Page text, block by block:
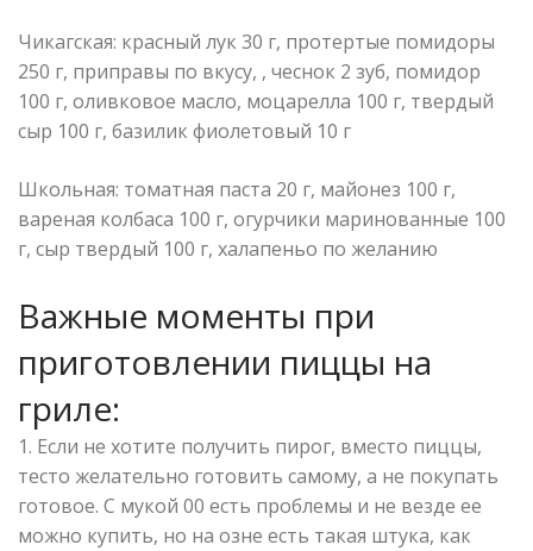
Чикагская: красный лук 30 г, протертые помидоры
250 г, приправы по вкусу, , чеснок 2 зуб, помидор
100 г, оливковое масло, моцарелла 100 г, твердый
сыр 100 г, базилик фиолетовый 10 г
Школьная: томатная паста 20 г, майонез 100 г,
вареная колбаса 100 г, огурчики маринованные 100
г, сыр твердый 100 г, халапеньо по желанию
Важные моменты при
приготовлении пиццы на
гриле:
1. Если не хотите получить пирог, вместо пиццы,
тесто желательно готовить самому, а не покупать
готовое. С мукой 00 есть проблемы и не везде ее
можно купить, но на озне есть такая штука, как